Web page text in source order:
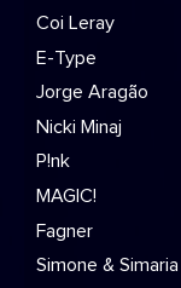
Coi Leray
E-Type
Jorge Aragão
Nicki Minaj
P!nk
MAGIC!
Fagner
Simone & Simaria